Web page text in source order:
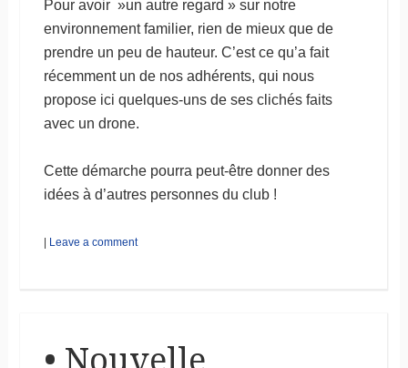
Pour avoir »un autre regard » sur notre
environnement familier, rien de mieux que de
prendre un peu de hauteur. C’est ce qu’a fait
récemment un de nos adhérents, qui nous
propose ici quelques-uns de ses clichés faits
avec un drone.
Cette démarche pourra peut-être donner des
idées à d’autres personnes du club !
| Leave a comment
• Nouvelle